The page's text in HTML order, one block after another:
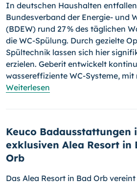
In deutschen Haushalten
Bundesverband der Energie- und
(BDEW) rund 27 % des täglichen
die WC-Spülung. Durch gezielte
Spültechnik lassen sich hier
erzielen. Geberit entwickelt
wassereffiziente WC-Systeme, mit
Weiterlesen
Keuco Badausstattungen
exklusiven Alea Resort in
Orb
Das Alea Resort in Bad Orb